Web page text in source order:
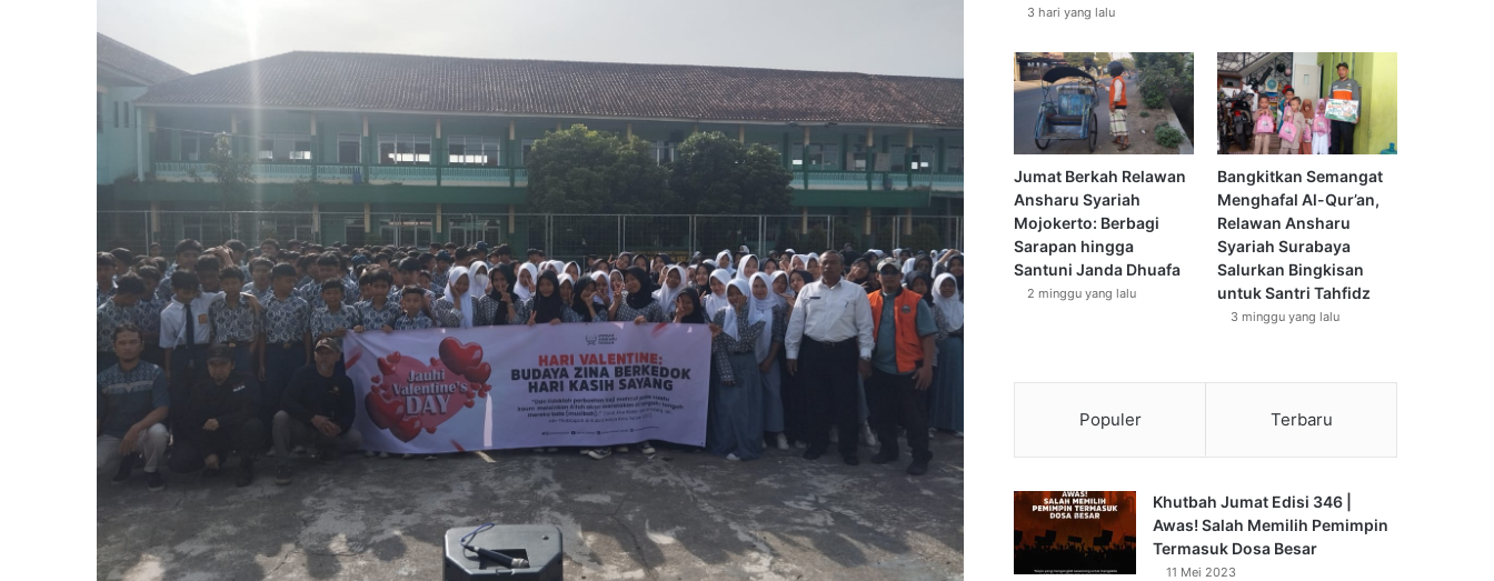
3 hari yang lalu
Jumat Berkah Relawan
Ansharu Syariah
Mojokerto: Berbagi
Sarapan hingga
Santuni Janda Dhuafa
2 minggu yang lalu
Bangkitkan Semangat
Menghafal Al-Qur’an,
Relawan Ansharu
Syariah Surabaya
Salurkan Bingkisan
untuk Santri Tahfidz
3 minggu yang lalu
Populer Terbaru
Khutbah Jumat Edisi 346 |
Awas! Salah Memilih Pemimpin
Termasuk Dosa Besar
11 Mei 2023